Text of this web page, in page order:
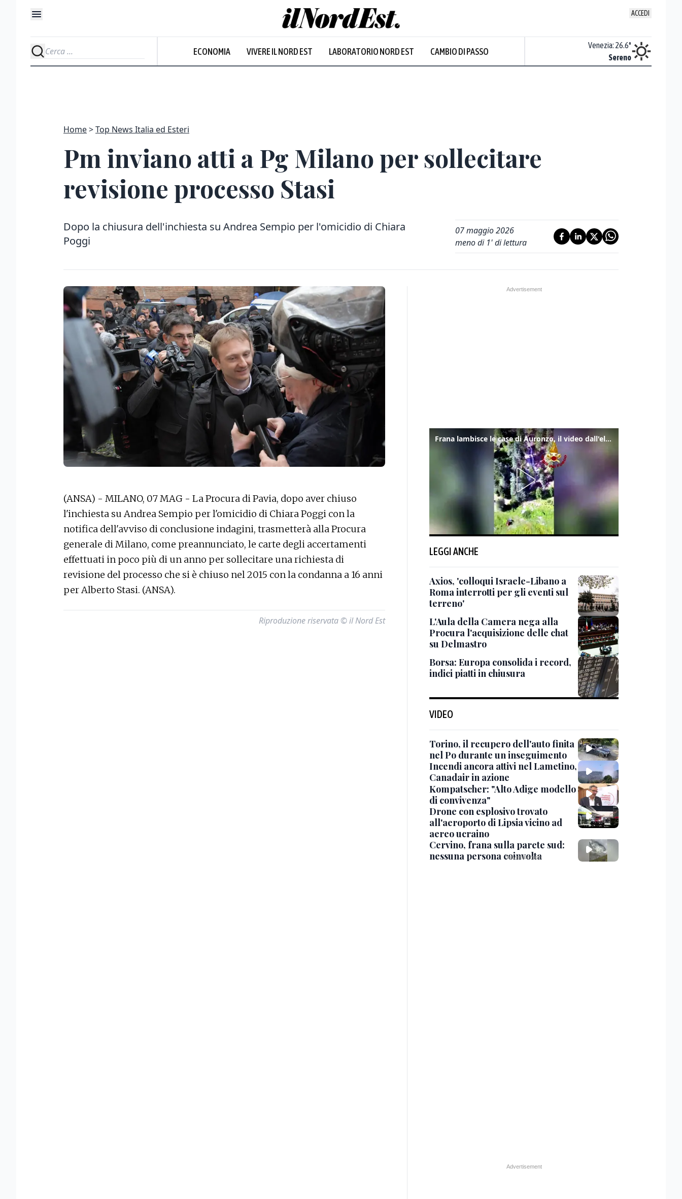
ACCEDI
ECONOMIA VIVERE IL NORD EST LABORATORIO NORD EST CAMBIO DI PASSO
Sereno
Venezia: 26.6°
Sereno
Home Top News Italia ed Esteri
Pm inviano atti a Pg Milano per sollecitare
revisione processo Stasi
Dopo la chiusura dell'inchiesta su Andrea Sempio per l'omicidio di Chiara
Poggi
07 maggio 2026
meno di 1' di lettura
(ANSA) - MILANO, 07 MAG - La Procura di Pavia, dopo aver chiuso
l'inchiesta su Andrea Sempio per l'omicidio di Chiara Poggi con la
notifica dell'avviso di conclusione indagini, trasmetterà alla Procura
generale di Milano, come preannunciato, le carte degli accertamenti
effettuati in poco più di un anno per sollecitare una richiesta di
revisione del processo che si è chiuso nel 2015 con la condanna a 16 anni
per Alberto Stasi. (ANSA).
Riproduzione riservata © il Nord Est
Frana lambisce le case di Auronzo, il video dall'elicottero dei vigili del fuoco
LEGGI ANCHE
Axios, 'colloqui Israele-Libano a
Roma interrotti per gli eventi sul
terreno'
L'Aula della Camera nega alla
Procura l'acquisizione delle chat
su Delmastro
Borsa: Europa consolida i record,
indici piatti in chiusura
VIDEO
Torino, il recupero dell'auto finita
nel Po durante un inseguimento
Incendi ancora attivi nel Lametino,
Canadair in azione
Kompatscher: "Alto Adige modello
di convivenza"
Drone con esplosivo trovato
all'aeroporto di Lipsia vicino ad
aereo ucraino
Cervino, frana sulla parete sud:
nessuna persona coinvolta